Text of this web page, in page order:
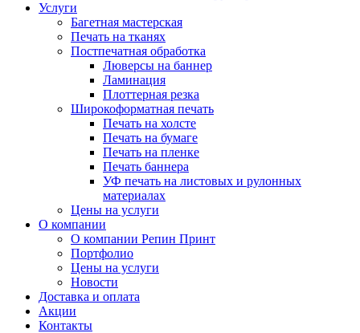
Услуги
Багетная мастерская
Печать на тканях
Постпечатная обработка
Люверсы на баннер
Ламинация
Плоттерная резка
Широкоформатная печать
Печать на холсте
Печать на бумаге
Печать на пленке
Печать баннера
УФ печать на листовых и рулонных
материалах
Цены на услуги
О компании
О компании Репин Принт
Портфолио
Цены на услуги
Новости
Доставка и оплата
Акции
Контакты